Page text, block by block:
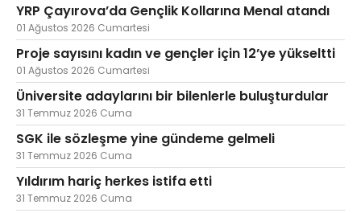
YRP Çayırova’da Gençlik Kollarına Menal atandı
01 Ağustos 2026 Cumartesi
Proje sayısını kadın ve gençler için 12’ye yükseltti
01 Ağustos 2026 Cumartesi
Üniversite adaylarını bir bilenlerle buluşturdular
31 Temmuz 2026 Cuma
SGK ile sözleşme yine gündeme gelmeli
31 Temmuz 2026 Cuma
Yıldırım hariç herkes istifa etti
31 Temmuz 2026 Cuma